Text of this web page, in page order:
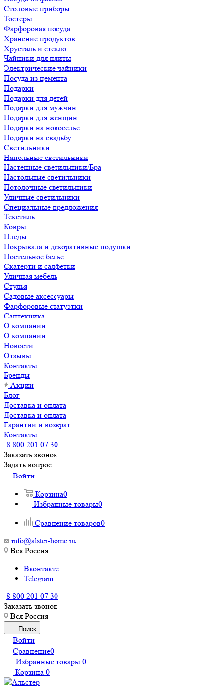
Столовые приборы
Тостеры
Фарфоровая посуда
Хранение продуктов
Хрусталь и стекло
Чайники для плиты
Электрические чайники
Посуда из цемента
Подарки
Подарки для детей
Подарки для мужчин
Подарки для женщин
Подарки на новоселье
Подарки на свадьбу
Светильники
Напольные светильники
Настенные светильники/Бра
Настольные светильники
Потолочные светильники
Уличные светильники
Специальные предложения
Текстиль
Ковры
Пледы
Покрывала и декоративные подушки
Постельное белье
Скатерти и салфетки
Уличная мебель
Стулья
Садовые аксессуары
Фарфоровые статуэтки
Сантехника
О компании
О компании
Новости
Отзывы
Контакты
Бренды
Акции
Блог
Доставка и оплата
Доставка и оплата
Гарантии и возврат
Контакты
8 800 201 07 30
Заказать звонок
Задать вопрос
Войти
Корзина0
Избранные товары0
Сравнение товаров0
info@alster-home.ru
Вся Россия
Вконтакте
Telegram
8 800 201 07 30
Заказать звонок
Вся Россия
Поиск
Войти
Сравнение0
Избранные товары 0
Корзина 0